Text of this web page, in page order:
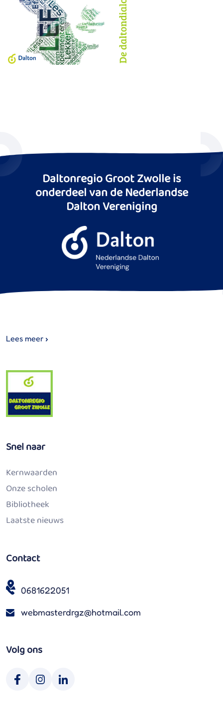
Daltonregio Groot Zwolle is
onderdeel van de Nederlandse
Dalton Vereniging
Lees meer
Snel naar
Kernwaarden
Onze scholen
Bibliotheek
Laatste nieuws
Contact
0681622051
webmasterdrgz@hotmail.com
Volg ons